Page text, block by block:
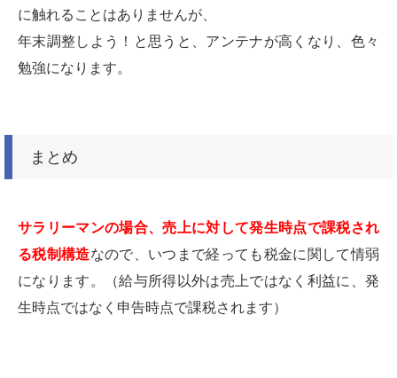
に触れることはありませんが、
年末調整しよう！と思うと、アンテナが高くなり、色々
勉強になります。
まとめ
サラリーマンの場合、売上に対して発生時点で課税され
る税制構造なので、いつまで経っても税金に関して情弱
になります。（給与所得以外は売上ではなく利益に、発
生時点ではなく申告時点で課税されます）